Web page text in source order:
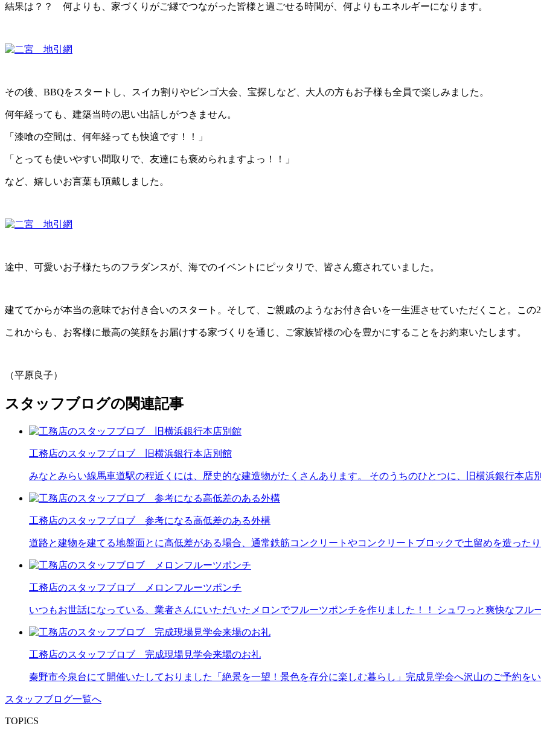
結果は？？ 何よりも、家づくりがご縁でつながった皆様と過ごせる時間が、何よりもエネルギーになります。
その後、BBQをスタートし、スイカ割りやビンゴ大会、宝探しなど、大人の方もお子様も全員で楽しみました。
何年経っても、建築当時の思い出話しがつきません。
「漆喰の空間は、何年経っても快適です！！」
「とっても使いやすい間取りで、友達にも褒められますよっ！！」
など、嬉しいお言葉も頂戴しました。
途中、可愛いお子様たちのフラダンスが、海でのイベントにピッタリで、皆さん癒されていました。
建ててからが本当の意味でお付き合いのスタート。そして、ご親戚のようなお付き合いを一生涯させていただくこと。こ
これからも、お客様に最高の笑顔をお届けする家づくりを通じ、ご家族皆様の心を豊かにすることをお約束いたします。
（平原良子）
スタッフブログの関連記事
工務店のスタッフブロブ 旧横浜銀行本店別館
みなとみらい線馬車道駅の程近くには、歴史的な建造物がたくさんあります。 そのうちのひとつに、旧横浜銀行本店
工務店のスタッフブロブ 参考になる高低差のある外構
道路と建物を建てる地盤面とに高低差がある場合、通常鉄筋コンクリートやコンクリートブロックで土留めを造った
工務店のスタッフブロブ メロンフルーツポンチ
いつもお世話になっている、業者さんにいただいたメロンでフルーツポンチを作りました！！ シュワっと爽快なフ
工務店のスタッフブロブ 完成現場見学会来場のお礼
秦野市今泉台にて開催いたしておりました「絶景を一望！景色を存分に楽しむ暮らし」完成見学会へ沢山のご予約を
スタッフブログ一覧へ
TOPICS